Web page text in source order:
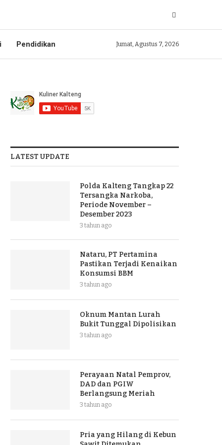
Pendidikan Jumat, Agustus 7, 2026
LATEST UPDATE
Polda Kalteng Tangkap 22
Tersangka Narkoba,
Periode November –
Desember 2023
3 tahun ago
Nataru, PT Pertamina
Pastikan Terjadi Kenaikan
Konsumsi BBM
3 tahun ago
Oknum Mantan Lurah
Bukit Tunggal Dipolisikan
3 tahun ago
Perayaan Natal Pemprov,
DAD dan PGIW
Berlangsung Meriah
3 tahun ago
Pria yang Hilang di Kebun